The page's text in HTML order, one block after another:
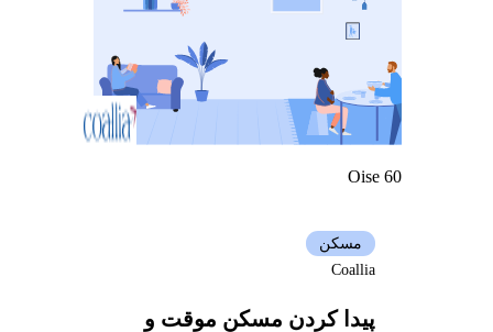
Oise 60
پیدا کردن مسکن موقت و
مسکن
Coallia